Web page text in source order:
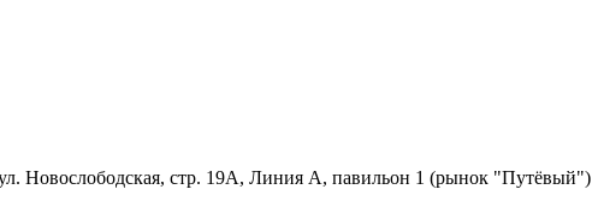
Новослободская, стр. 19А, Линия А, павильон 1 (рынок "Путёвый")